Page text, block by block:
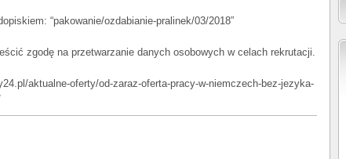
“pakowanie/ozdabianie-pralinek/03/2018”
zgodę na przetwarzanie danych osobowych w celach rekrutacji.
aktualne-oferty/od-zaraz-oferta-pracy-w-niemczech-bez-jezyka-